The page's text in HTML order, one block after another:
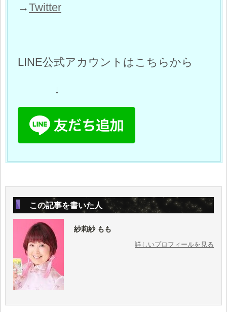
→Twitter
LINE公式アカウントはこちらから
↓
この記事を書いた人
紗莉紗 もも
詳しいプロフィールを見る